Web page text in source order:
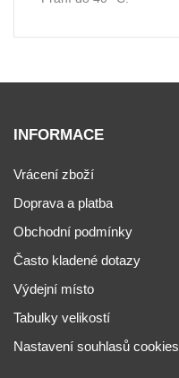
INFORMACE
Vrácení zboží
Doprava a platba
Obchodní podmínky
Často kladené dotazy
Výdejní místo
Tabulky velikostí
Nastavení souhlasů cookies